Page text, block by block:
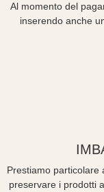
Al momento del
inserendo anche
Prestiamo particolare
preservare i prodotti